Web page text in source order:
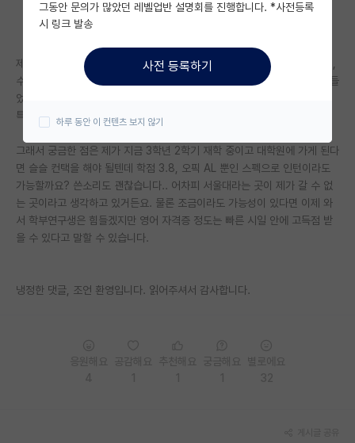
미국 유학 게시판
미국 대학원 합격 후기 게시판
대학원생 모집 게시판
연구실(PI) 홍보 게시판
석박사 채용 정보 게시판
임용 정보 게시판
학부 인턴 게시판
제가 눈이 높은 것이 아닙니다. 그냥 평범하게 학부 생활하는 학생이었는데,
수업 하나를 듣고 그 분야에 확 꽂혀서 연구 생활을 하고 싶다는 생각까지 들
었습니다. 근데 알아보니 해당 연구를 하는 곳이 서울대 밖에 없더라구요..
특정되고 싶진 않아서 이과라는 것만 말씀드리겠습니다.
그래서 궁금한 점은 제가 지금 3학년 2학기 재학 중이고 대학원에 가게 된다
면 슬슬 컨택을 해야 될텐데 학점 3.8, 오픽 AL 뿐인 스펙으로 인턴이라도
가능할까요? 쓴소리도 괜찮습니다.. 어차피 서울대라는 곳이 제가 갈 수 없
는 곳이라고 생각하고 있거든요. 물론 조금이라도 가능성이 있다면 이제 와
서 학부연구생은 힘들겠지만 영어 자격증 정도는 빠른 시일 안에 고득점 받
을 수 있다고 말할 수 있습니다.
냉정한 댓글, 조언 환영입니다. 읽어주셔서 감사합니다.
그동안 문의가 많았던 레벨업반 설명회를 진행합니다. *사전등록
시 링크 발송
사전 등록하기
하루 동안 이 컨텐츠 보지 않기